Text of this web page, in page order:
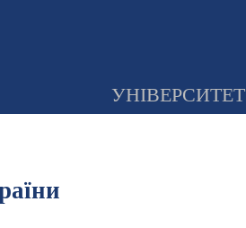
УНІВЕРСИТЕТ